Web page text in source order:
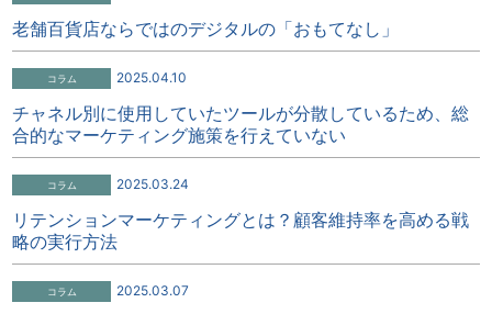
老舗百貨店ならではのデジタルの「おもてなし」
2025.04.10
チャネル別に使用していたツールが分散しているため、総
合的なマーケティング施策を行えていない​
2025.03.24
リテンションマーケティングとは？顧客維持率を高める戦
略の実行方法
2025.03.07